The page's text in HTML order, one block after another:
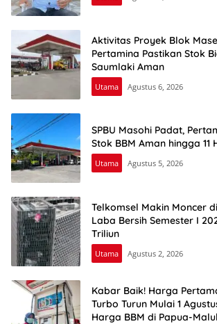
Aktivitas Proyek Blok
Pertamina Pastikan Stok
Saumlaki Aman
Utama Agustus 6, 2026
SPBU Masohi Padat,
Stok BBM Aman hingga 11
Utama Agustus 5, 2026
Telkomsel Makin Moncer
Laba Bersih Semester I
Triliun
Utama Agustus 2, 2026
Kabar Baik! Harga
Turbo Turun Mulai 1
Harga BBM di Papua-